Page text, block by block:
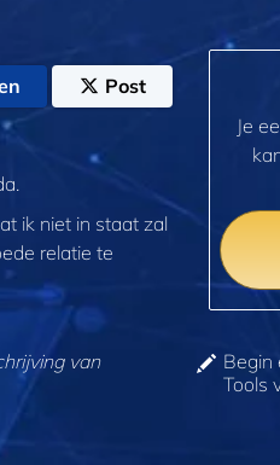
Post
ik niet in staat zal
relatie te
Je
van
Begin
Tools